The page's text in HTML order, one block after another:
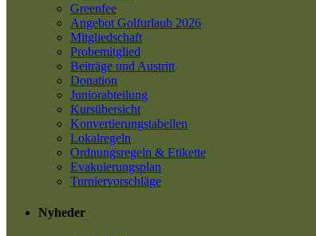
Greenfee
Angebot Golfurlaub 2026
Mitgliedschaft
Probemitglied
Beiträge und Austritt
Donation
Juniorabteilung
Kursübersicht
Konvertierungstabellen
Lokalregeln
Ordnungsregeln & Etikette
Evakuierungsplan
Turniervorschläge
Nyheder